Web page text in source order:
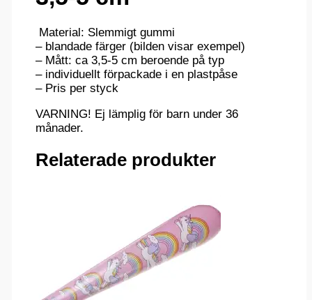
Material: Slemmigt gummi
– blandade färger (bilden visar exempel)
– Mått: ca 3,5-5 cm beroende på typ
– individuellt förpackade i en plastpåse
– Pris per styck
VARNING! Ej lämplig för barn under 36
månader.
Relaterade produkter